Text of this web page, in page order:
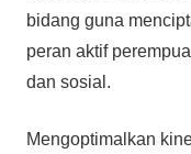
bidang guna
peran aktif
dan sosial.
Mengoptimalkan